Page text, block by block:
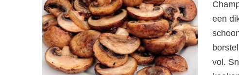
een
vol.